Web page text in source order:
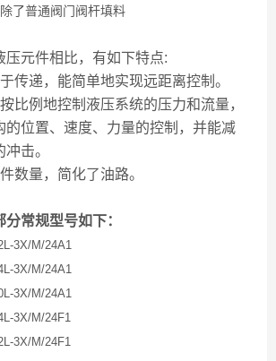
了普通阀门阀杆填料
压元件相比，有如下特点:
传递，能简单地实现远距离控制。
比例地控制液压系统的压力和流量，
的位置、速度、力量的控制，并能减
击。
数量，简化了油路。
常规型号如下：
3X/M/24A1
3X/M/24A1
3X/M/24A1
3X/M/24F1
3X/M/24F1